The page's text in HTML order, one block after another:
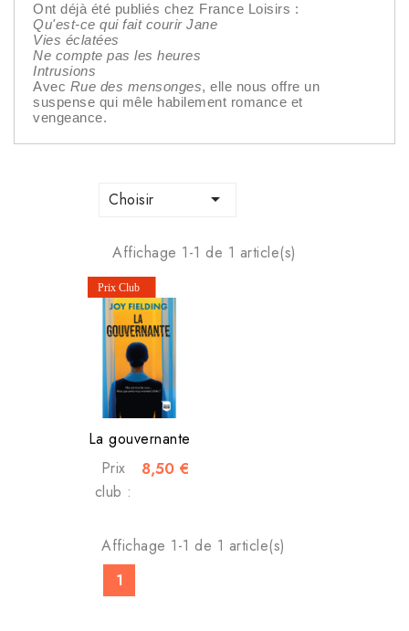
Ont déjà été publiés chez France Loisirs :
Qu'est-ce qui fait courir Jane
Vies éclatées
Ne compte pas les heures
Intrusions
Avec Rue des mensonges, elle nous offre un
suspense qui mêle habilement romance et
vengeance.
Choisir 
Affichage 1-1 de 1 article(s)
La gouvernante
Prix
club :
8,50 €
Affichage 1-1 de 1 article(s)
1